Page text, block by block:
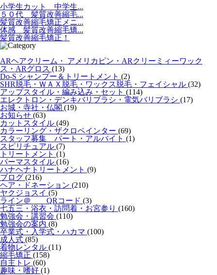
小学生カット 中学生...
５０代 髪質改善縮毛...
髪質改善縮毛矯正メニ...
体感 髪質改善縮毛矯...
髪質改善縮毛矯正！
ARヘアクリーム・ アメリカピン・ARクリーミィーワック
ス・ARグロス (13)
Do-S シャンプー＆トリートメント (2)
SHR脱毛・ＷＡＸ脱毛・ワックス脱毛・フェイシャル (32)
アップスタイル・編み込み・セット (114)
エレクトロン・デンキバリブラシ・電気バリブラシ (17)
お城・寺社・仏閣 (19)
お知らせ (63)
カットスタイル (49)
カラーリング・ザクロペインター (69)
スタッフ募集 パート・アルバイト (1)
スピリチュアル (7)
トリートメント (1)
パーマスタイル (16)
ハナヘナトリートメント (9)
ブログ (216)
ヘア・ドネーション (210)
ヤクジョスイ (5)
ライン＠ QRコード (3)
七五三・浴衣・訪問着・お宮参り (160)
勉強会・講習会 (110)
勉強会の案内 (8)
卒業式・入学式・ハカマ (100)
成人式 (85)
着物レンタル (11)
縮毛矯正 (158)
自主トレ (60)
趣味・嗜好 (1)